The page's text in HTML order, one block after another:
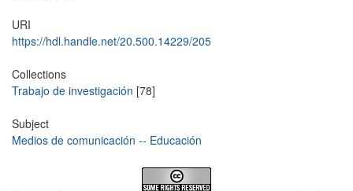
URI
https://hdl.handle.net/20.500.14229/205
Collections
Trabajo de investigación [78]
Subject
Medios de comunicación -- Educación